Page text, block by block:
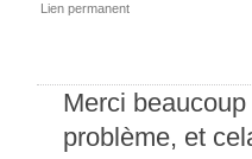
Lien permanent
Merci
problème, et